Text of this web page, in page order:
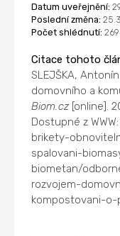
Datum uveřejnění:
Poslední změna:
Počet shlédnutí:
Citace tohoto
SLEJŠKA,
domovního a
Biom.cz [online].
Dostupné z
brikety-
spalovani-
biometan/
rozvojem-
kompostovani-o-